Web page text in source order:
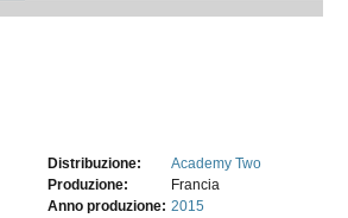
Distribuzione:
Academy Two
Produzione:
Francia
Anno produzione: 2015